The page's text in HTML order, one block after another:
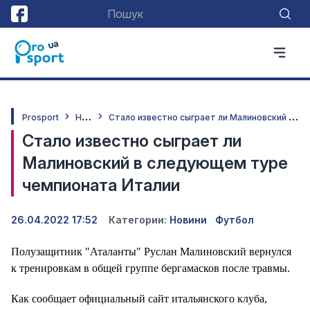
Prosport Н
овини С
тало известно сыграет ли Малиновский в следующем туре чемпионата Италии
Стало известно сыграет ли
Малиновский в следующем туре
чемпионата Италии
26.04.2022 17:52 Категории: Новини Футбол
Полузащитник "Аталанты" Руслан Малиновский вернулся
к тренировкам в общей группе бергамасков после травмы.
Как сообщает официальный сайт итальянского клуба,